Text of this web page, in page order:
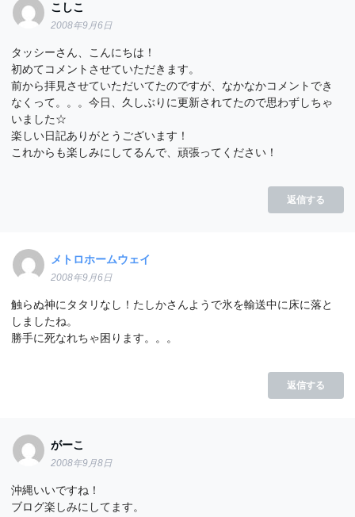
こしこ
2008年9月6日
タッシーさん、こんにちは！
初めてコメントさせていただきます。
前から拝見させていただいてたのですが、なかなかコメントでき
なくって。。。今日、久しぶりに更新されてたので思わずしちゃ
いました☆
楽しい日記ありがとうございます！
これからも楽しみにしてるんで、頑張ってください！
返信する
メトロホームウェイ
2008年9月6日
触らぬ神にタタリなし！たしかさんようで氷を輸送中に床に落と
しましたね。
勝手に死なれちゃ困ります。。。
返信する
がーこ
2008年9月8日
沖縄いいですね！
ブログ楽しみにしてます。